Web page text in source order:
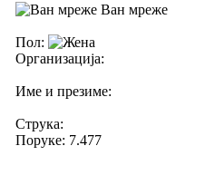
Ван мреже
Пол:
Организација:
Име и презиме:
Струка:
Поруке: 7.477